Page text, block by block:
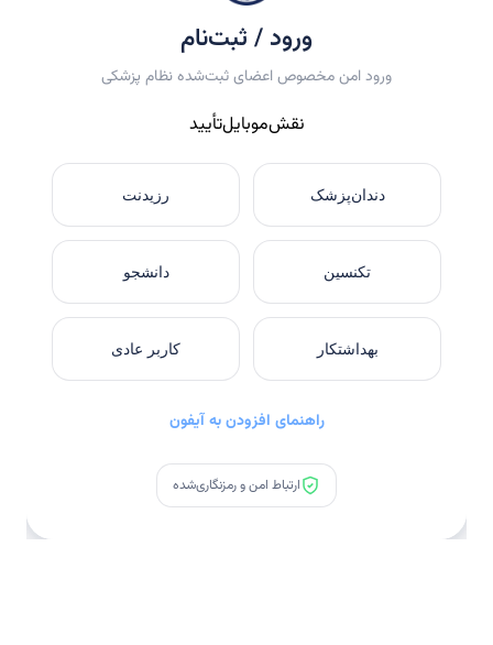
ورود / ثبت‌نام
ورود امن مخصوص اعضای ثبت‌شده نظام پزشکی
نقشموبایلتأیید
دندان‌پزشک رزیدنت
تکنسین دانشجو
بهداشتکار کاربر عادی
راهنمای افزودن به آیفون
ارتباط امن و رمزنگاری‌شده